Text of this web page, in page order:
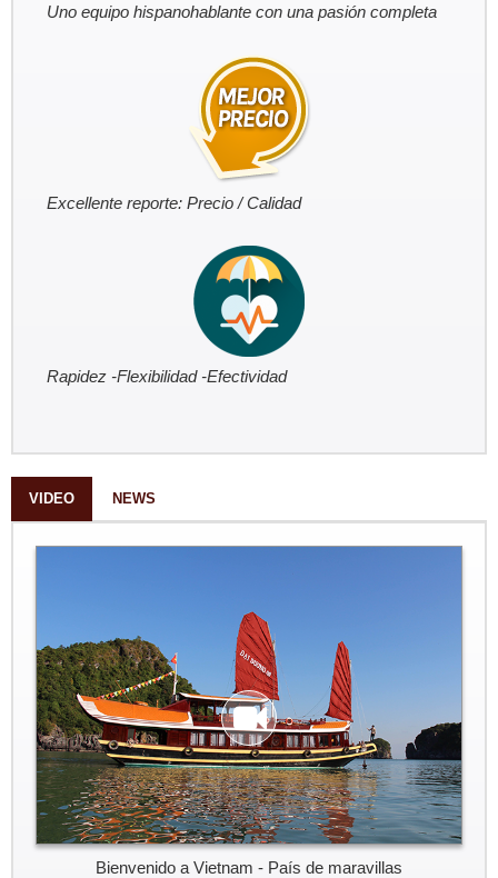
Uno equipo hispanohablante con una pasión completa
Excellente reporte: Precio / Calidad
Rapidez -Flexibilidad -Efectividad
VIDEO NEWS
Bienvenido a Vietnam - País de maravillas